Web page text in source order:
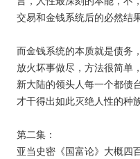
交易和金钱系统后的必然结
而金钱系统的本质就是债务
放火坏事做尽，方法很简单
新大陆的领头人每一个都债
才干得出如此灭绝人性的种
第二集：
亚当史密《国富论》大概四